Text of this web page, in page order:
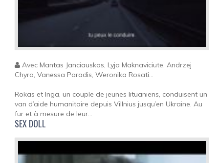
Avec Mantas Janciauskas, Lyja Maknaviciute, Andrzej
Chyra, Vanessa Paradis, Weronika Rosati...
Rokas et Inga, un couple de jeunes lituaniens, conduisent un
van d’aide humanitaire depuis Villnius jusqu’en Ukraine. Au
fur et à mesure de leur...
SEX DOLL